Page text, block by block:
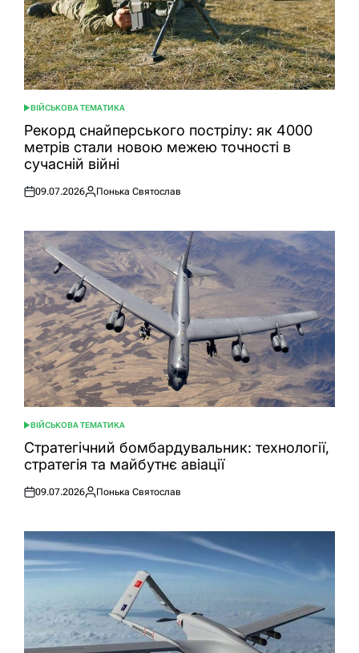
ОПУБЛІКУВАТИ
У
ВІЙСЬКОВА ТЕМАТИКА
Рекорд снайперського пострілу: як 4000
метрів стали новою межею точності в
сучасній війні
Оприлюднено
09.07.2026
Опубліковано
Понька Святослав
ОПУБЛІКУВАТИ
У
ВІЙСЬКОВА ТЕМАТИКА
Стратегічний бомбардувальник: технології,
стратегія та майбутнє авіації
Оприлюднено
09.07.2026
Опубліковано
Понька Святослав